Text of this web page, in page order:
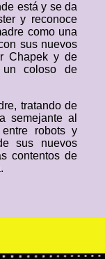
está y se da
y reconoce
como una
sus nuevos
Chapek y de
un coloso de
tratando de
semejante al
robots y
sus nuevos
contentos de